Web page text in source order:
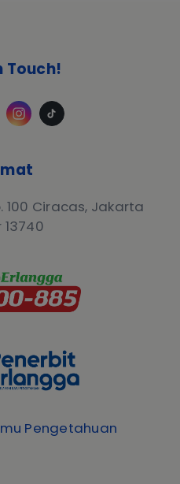
100 Ciracas, Jakarta
13740
Touch!
Pengetahuan